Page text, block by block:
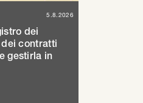
5.8.2026
dei
contratti
gestirla in